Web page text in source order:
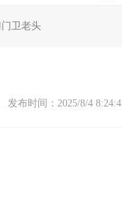
卫老头
布时间：2025/8/4